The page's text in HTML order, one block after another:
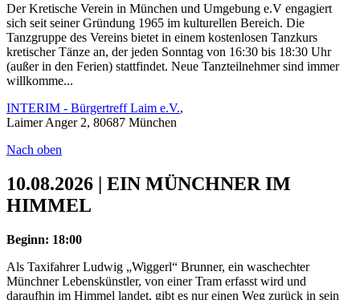
Der Kretische Verein in München und Umgebung e.V engagiert
sich seit seiner Gründung 1965 im kulturellen Bereich. Die
Tanzgruppe des Vereins bietet in einem kostenlosen Tanzkurs
kretischer Tänze an, der jeden Sonntag von 16:30 bis 18:30 Uhr
(außer in den Ferien) stattfindet. Neue Tanzteilnehmer sind immer
willkomme...
INTERIM - Bürgertreff Laim e.V.,
Laimer Anger 2, 80687 München
Nach oben
10.08.2026 | EIN MÜNCHNER IM
HIMMEL
Beginn: 18:00
Als Taxifahrer Ludwig „Wiggerl“ Brunner, ein waschechter
Münchner Lebenskünstler, von einer Tram erfasst wird und
daraufhin im Himmel landet, gibt es nur einen Weg zurück in sein